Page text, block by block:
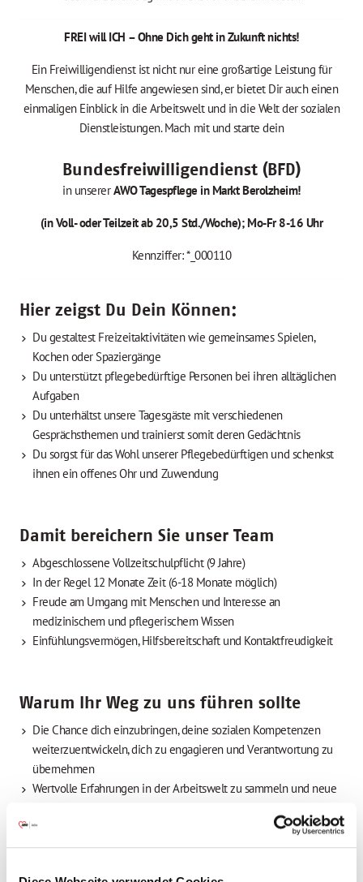
FREI will ICH – Ohne Dich geht in Zukunft nichts!
Ein Freiwilligendienst ist nicht nur eine großartige Leistung für
Menschen, die auf Hilfe angewiesen sind, er bietet Dir auch einen
einmaligen Einblick in die Arbeitswelt und in die Welt der sozialen
Dienstleistungen. Mach mit und starte dein
Bundesfreiwilligendienst (BFD)
in unsererAWO Tagespflege in Markt Berolzheim!
(in Voll- oder Teilzeit ab 20,5 Std./Woche); Mo-Fr 8-16 Uhr
Kennziffer: *_000110
Hier zeigst Du Dein Können:
Du gestaltest Freizeitaktivitäten wie gemeinsames Spielen,
Kochen oder Spaziergänge
Du unterstützt pflegebedürftige Personen bei ihren alltäglichen
Aufgaben
Du unterhältst unsere Tagesgäste mit verschiedenen
Gesprächsthemen und trainierst somit deren Gedächtnis
Du sorgst für das Wohl unserer Pflegebedürftigen und schenkst
ihnen ein offenes Ohr und Zuwendung
Damit bereichern Sie unser Team
Abgeschlossene Vollzeitschulpflicht (9 Jahre)
In der Regel 12 Monate Zeit (6-18 Monate möglich)
Freude am Umgang mit Menschen und Interesse an
medizinischem und pflegerischem Wissen
Einfühlungsvermögen, Hilfsbereitschaft und Kontaktfreudigkeit
Warum Ihr Weg zu uns führen sollte
Die Chance dich einzubringen, deine sozialen Kompetenzen
weiterzuentwickeln, dich zu engagieren und Verantwortung zu
übernehmen
Wertvolle Erfahrungen in der Arbeitswelt zu sammeln und neue
Eine sinnvolle Möglichkeit Wartezeiten zu überbrücken und
nebenbei dein Taschengeld mit 507 Euro im Monat aufzustocken